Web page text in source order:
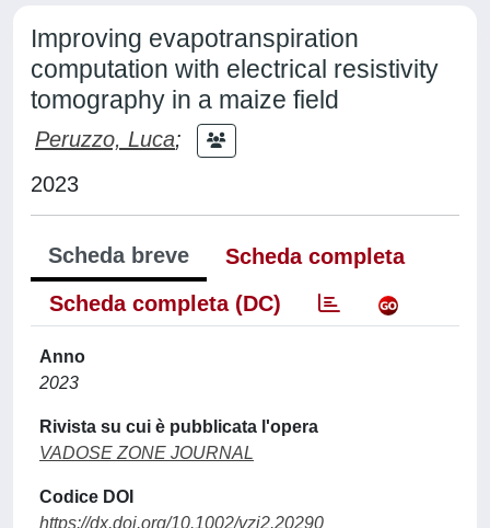
Improving evapotranspiration
computation with electrical resistivity
tomography in a maize field
Peruzzo, Luca;
2023
Scheda breve
Scheda completa
Scheda completa (DC)
Anno
2023
Rivista su cui è pubblicata l'opera
VADOSE ZONE JOURNAL
Codice DOI
https://dx.doi.org/10.1002/vzj2.20290